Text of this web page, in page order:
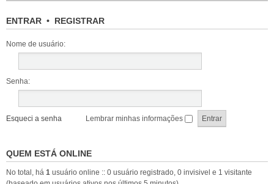
ENTRAR • REGISTRAR
Nome de usuário:
Senha:
Esqueci a senha Lembrar minhas informações
QUEM ESTÁ ONLINE
No total, há 1 usuário online :: 0 usuário registrado, 0 invisivel e 1 visitante